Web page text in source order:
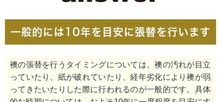
一般的には10年を目安に張替を行います
襖の張替を行うタイミングについては、襖の汚れが目立
っていたり、紙が破れていたり、経年劣化により襖が弱
ってきたいたりした際に行われるのが一般的です。具体